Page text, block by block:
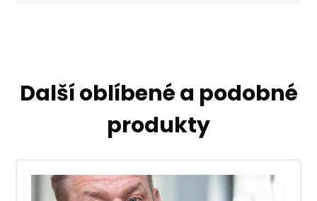
Další oblíbené a podobné
produkty